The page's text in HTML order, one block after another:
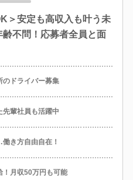
＞安定も高収入も叶う未
不問！応募者全員と面
ドライバー募集
輩社員も活躍中
き方自由自在！
月収50万円も可能